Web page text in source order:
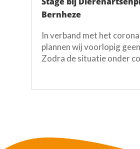
Bernheze
In verband met het
plannen wij voorlopig
Zodra de situatie onder
Dierenartsenpraktijk